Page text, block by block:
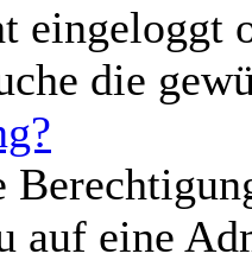
eingeloggt
die
auf eine